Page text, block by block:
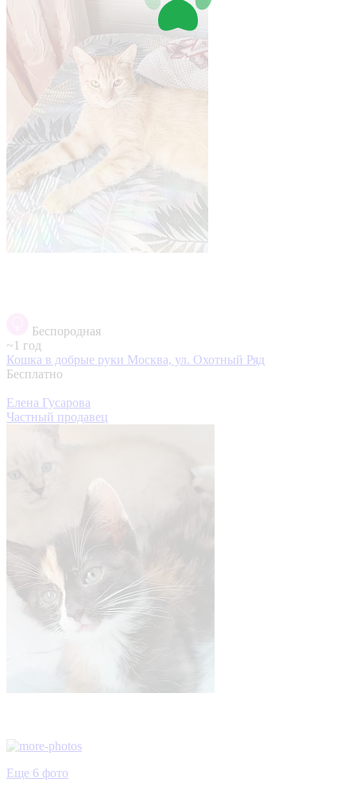
Беспородная
~1 год
Кошка в добрые руки Москва, ул. Охотный Ряд
Бесплатно
Елена Гусарова
Частный продавец
Еще 6 фото